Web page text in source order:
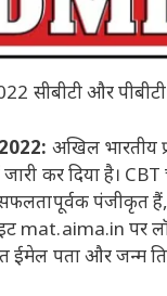
सीबीटी और
अखिल भारतीय
कर दिया है। CBT
सफलतापूर्वक
mat.aima.in पर
ईमेल पता और जन्म